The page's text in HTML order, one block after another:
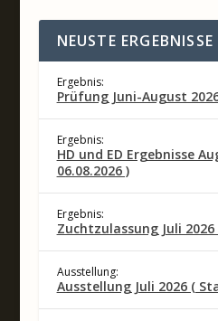
NEUSTE ERGEBNISSE
Ergebnis:
Prüfung Juni-August
Ergebnis:
HD und ED Ergebnisse
06.08.2026 )
Ergebnis:
Zuchtzulassung Juli 2026
Ausstellung:
Ausstellung Juli 2026 (